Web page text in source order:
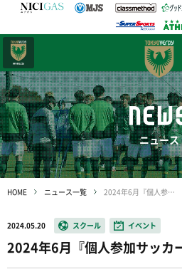
ニュース
HOME ニュース一覧 2024年6月『個人参加サッカー』開催のお知らせ
2024.05.20 スクール イベント
2024年6月『個人参加サッカ